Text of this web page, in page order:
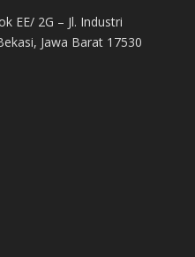
EE/ 2G – Jl. Industri
Jawa Barat 17530